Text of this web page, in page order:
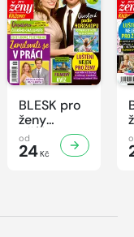
BLESK pro
ženy
KŘÍŽOVKY
- 6/2026
od
24Kč